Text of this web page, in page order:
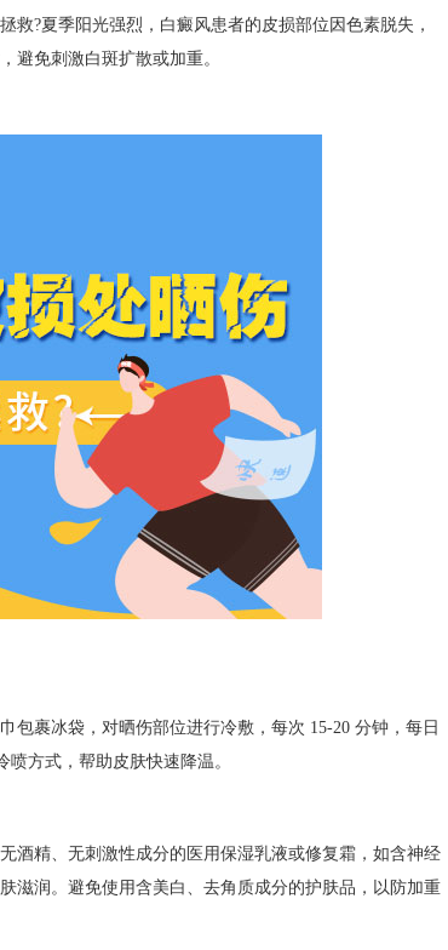
救?夏季阳光强烈，白癜风患者的皮损部位因色素脱失，
避免刺激白斑扩散或加重。
裹冰袋，对晒伤部位进行冷敷，每次 15-20 分钟，每日
方式，帮助皮肤快速降温。​
精、无刺激性成分的医用保湿乳液或修复霜，如含神经
滋润。避免使用含美白、去角质成分的护肤品，以防加重